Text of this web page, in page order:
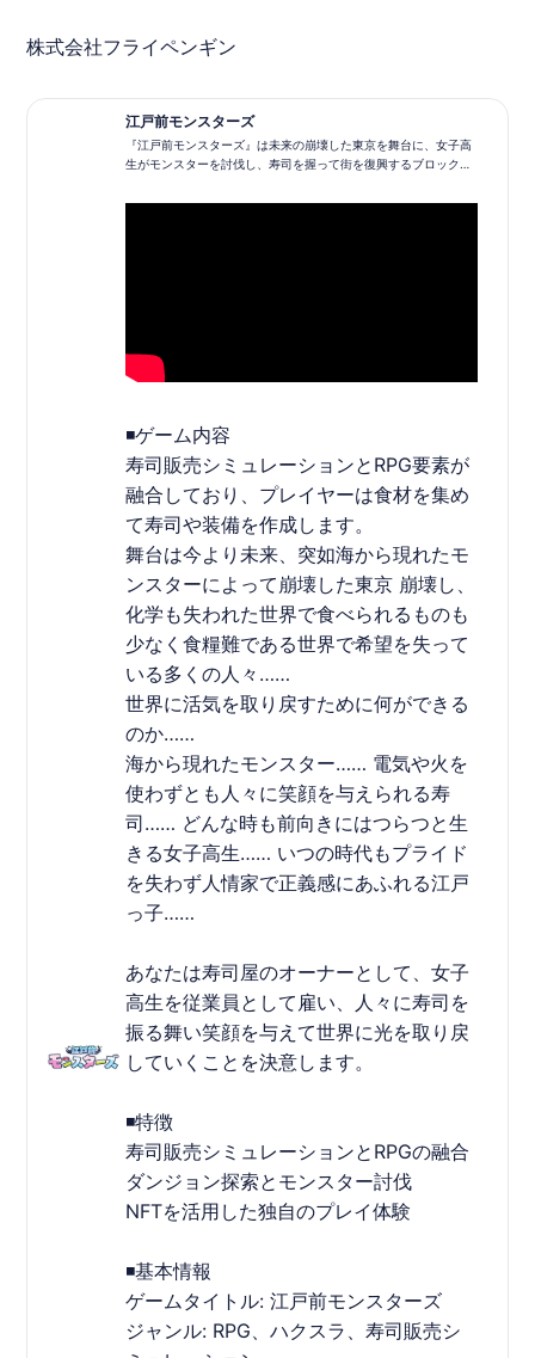
株式会社フライペンギン
江戸前モンスターズ
『江戸前モンスターズ』は未来の崩壊した東京を舞台に、女子高
生がモンスターを討伐し、寿司を握って街を復興するブロックチ
◾️ゲーム内容
寿司販売シミュレーションとRPG要素が
融合しており、プレイヤーは食材を集め
て寿司や装備を作成します。
舞台は今より未来、突如海から現れたモ
ンスターによって崩壊した東京 崩壊し、
化学も失われた世界で食べられるものも
少なく食糧難である世界で希望を失って
いる多くの人々……
世界に活気を取り戻すために何ができる
のか……
海から現れたモンスター…… 電気や火を
使わずとも人々に笑顔を与えられる寿
司…… どんな時も前向きにはつらつと生
きる女子高生…… いつの時代もプライド
を失わず人情家で正義感にあふれる江戸
っ子……
あなたは寿司屋のオーナーとして、女子
高生を従業員として雇い、人々に寿司を
振る舞い笑顔を与えて世界に光を取り戻
していくことを決意します。
◾️特徴
寿司販売シミュレーションとRPGの融合
ダンジョン探索とモンスター討伐
NFTを活用した独自のプレイ体験
◾️基本情報
ゲームタイトル: 江戸前モンスターズ
ジャンル: RPG、ハクスラ、寿司販売シ